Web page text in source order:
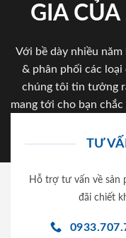
GIA
Với bề dày nhiều
& phân phối các loại
chúng tôi tin tưởng
mang tới cho bạn
TƯ
Hỗ trợ tư vấn về sản
đãi chiết